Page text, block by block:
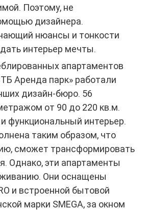
Поэтому, не
дизайнера.
нюансы и тонкости
интерьер мечты.
апартаментов
Аренда парк» работали
дизайн-бюро. 56
от 90 до 220 кв.м.
функциональный интерьер.
таким образом, что
сможет трансформировать
Однако, эти апартаменты
Они оснащены
и встроенной бытовой
марки SMEGА, за окном